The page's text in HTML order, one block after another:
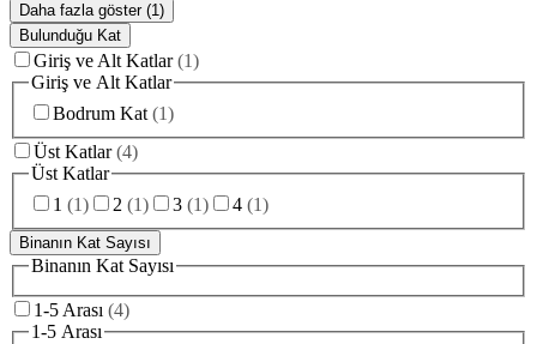
Daha fazla göster (1)
Bulunduğu Kat
Giriş ve Alt Katlar (1)
Giriş ve Alt Katlar
Bodrum Kat (1)
Üst Katlar (4)
Üst Katlar
1 (1) 2 (1) 3 (1) 4 (1)
Binanın Kat Sayısı
Binanın Kat Sayısı
1-5 Arası (4)
1-5 Arası